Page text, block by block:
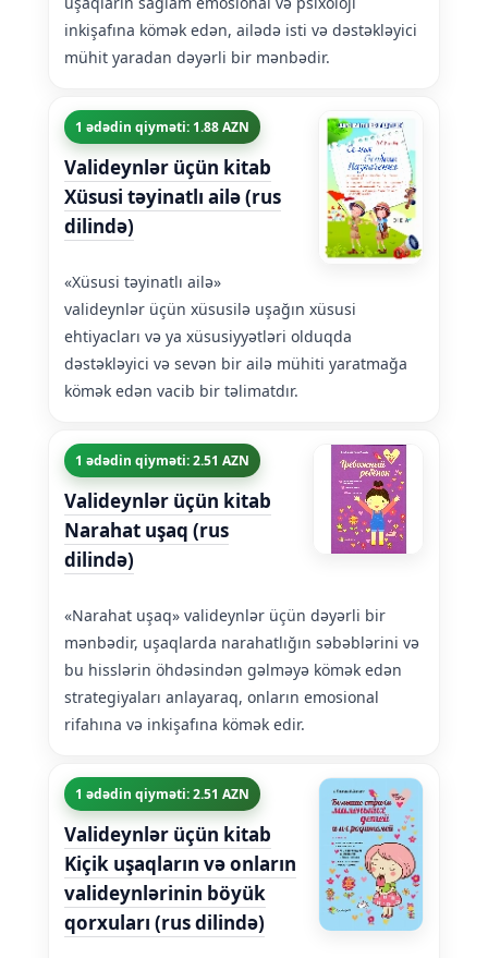
inkişafına kömək edən, ailədə isti və dəstəkləyici
mühit yaradan dəyərli bir mənbədir.
1 ədədin qiyməti: 1.88 AZN
Valideynlər üçün kitab
Xüsusi təyinatlı ailə (rus
dilində)
«Xüsusi təyinatlı ailə»
valideynlər üçün xüsusilə uşağın xüsusi
ehtiyacları və ya xüsusiyyətləri olduqda
dəstəkləyici və sevən bir ailə mühiti yaratmağa
kömək edən vacib bir təlimatdır.
1 ədədin qiyməti: 2.51 AZN
Valideynlər üçün kitab
Narahat uşaq (rus
dilində)
«Narahat uşaq» valideynlər üçün dəyərli bir
mənbədir, uşaqlarda narahatlığın səbəblərini və
bu hisslərin öhdəsindən gəlməyə kömək edən
strategiyaları anlayaraq, onların emosional
rifahına və inkişafına kömək edir.
1 ədədin qiyməti: 2.51 AZN
Valideynlər üçün kitab
Kiçik uşaqların və onların
valideynlərinin böyük
qorxuları (rus dilində)